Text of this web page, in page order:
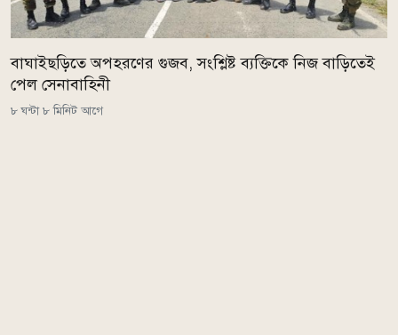
বাঘাইছড়িতে অপহরণের গুজব, সংশ্লিষ্ট ব্যক্তিকে নিজ বাড়িতেই
পেল সেনাবাহিনী
৮ ঘন্টা ৮ মিনিট আগে